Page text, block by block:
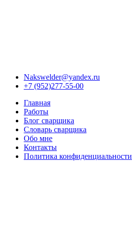
Nakswelder@yandex.ru
+7 (952)277-55-00
Главная
Работы
Блог сварщика
Словарь сварщика
Обо мне
Контакты
Политика конфиденциальности